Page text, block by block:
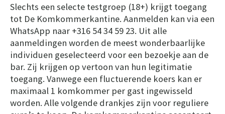
Slechts een selecte testgroep (18+) krijgt toegang
tot De Komkommerkantine. Aanmelden kan via een
WhatsApp naar +316 54 34 59 23. Uit alle
aanmeldingen worden de meest wonderbaarlijke
individuen geselecteerd voor een bezoekje aan de
bar. Zij krijgen op vertoon van hun legitimatie
toegang. Vanwege een fluctuerende koers kan er
maximaal 1 komkommer per gast ingewisseld
worden. Alle volgende drankjes zijn voor reguliere